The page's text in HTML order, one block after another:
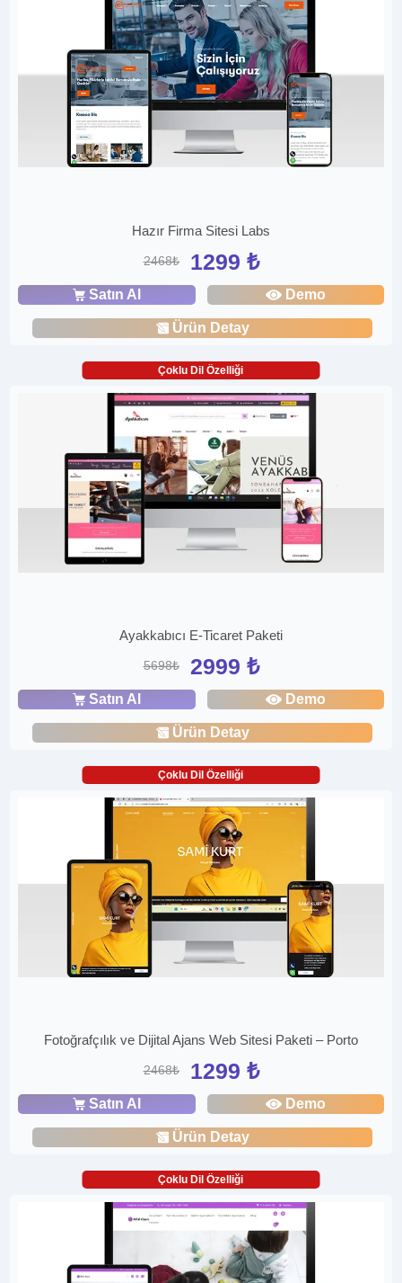
Hazır Firma Sitesi Labs
2468₺ 1299 ₺
Satın Al Demo
Ürün Detay
Çoklu Dil Özelliği
Ayakkabıcı E-Ticaret Paketi
5698₺ 2999 ₺
Satın Al Demo
Ürün Detay
Çoklu Dil Özelliği
Fotoğrafçılık ve Dijital Ajans Web Sitesi Paketi – Porto
2468₺ 1299 ₺
Satın Al Demo
Ürün Detay
Çoklu Dil Özelliği